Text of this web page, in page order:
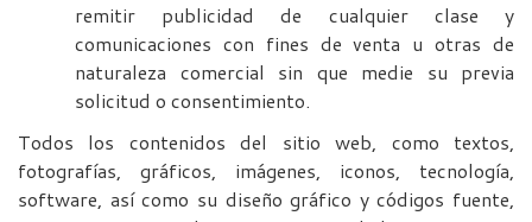
remitir publicidad de cualquier clase y
comunicaciones con fines de venta u otras de
naturaleza comercial sin que medie su previa
solicitud o consentimiento.
Todos los contenidos del sitio web, como textos,
fotografías, gráficos, imágenes, iconos, tecnología,
software, así como su diseño gráfico y códigos fuente,